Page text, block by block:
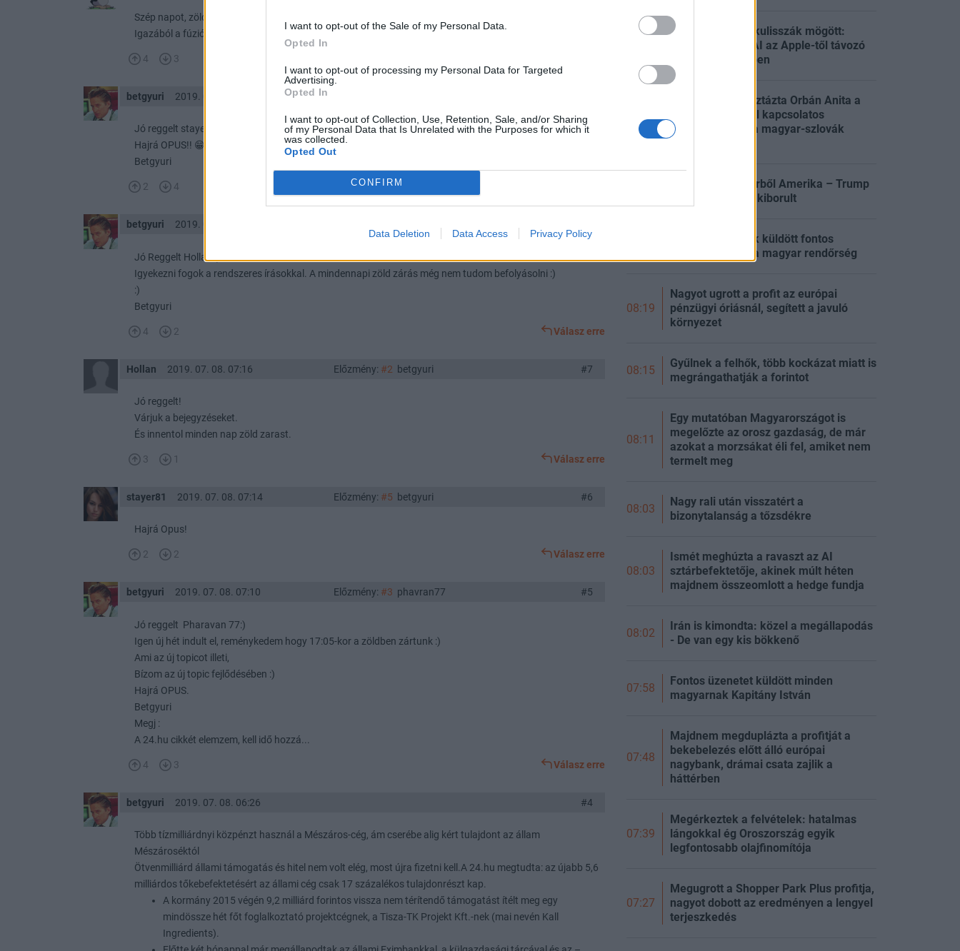
I want to opt-out of the Sale of my Personal Data.
Opted In
I want to opt-out of processing my Personal Data for Targeted
Advertising.
Opted In
I want to opt-out of Collection, Use, Retention, Sale, and/or Sharing
of my Personal Data that Is Unrelated with the Purposes for which it
was collected.
Opted Out
CONFIRM
Data Deletion Data Access Privacy Policy
Szép napot, zöld hetet mindenkinek itt is. Gyuri! Remélem nem a vs. topic javaslatom miatt jöttél el...
Igazából a fúzióval új Opus lett, szóval amúgy jogos ... :)
4 3
betgyuri 2019. 07. 08. 07:21
Jó reggelt stayer81 :)
Hajrá OPUS!! 😁
Betgyuri
2 4
betgyuri 2019. 07. 08. 07:20
Jó Reggelt Hollan :)
Igyekezni fogok a rendszeres írásokkal. A mindennapi zöld zárás még nem tudom befolyásolni :)
:)
Betgyuri
4 2 Válasz erre
Hollan 2019. 07. 08. 07:16 Előzmény: #2 betgyuri #7
Jó reggelt!
Várjuk a bejegyzéseket.
És innentol minden nap zöld zarast.
3 1 Válasz erre
stayer81 2019. 07. 08. 07:14 Előzmény: #5 betgyuri #6
Hajrá Opus!
2 2 Válasz erre
betgyuri 2019. 07. 08. 07:10 Előzmény: #3 phavran77 #5
Jó reggelt Pharavan 77:)
Igen új hét indult el, reménykedem hogy 17:05-kor a zöldben zártunk :)
Ami az új topicot illeti,
Bízom az új topic fejlődésében :)
Hajrá OPUS.
Betgyuri
Megj :
A 24.hu cikkét elemzem, kell idő hozzá...
4 3 Válasz erre
betgyuri 2019. 07. 08. 06:26 #4
Több tízmilliárdnyi közpénzt használ a Mészáros-cég, ám cserébe alig kért tulajdont az állam
Mészároséktól
Ötvenmilliárd állami támogatás és hitel nem volt elég, most újra fizetni kell.A 24.hu megtudta: az újabb 5,6
milliárdos tőkebefektetésért az állami cég csak 17 százalékos tulajdonrészt kap.
A kormány 2015 végén 9,2 milliárd forintos vissza nem térítendő támogatást ítélt meg egy
mindössze hét főt foglalkoztató projektcégnek, a Tisza-TK Projekt Kft.-nek (mai nevén Kall
Ingredients).
Titkos háború a kulisszák mögött:
reagált az OpenAI az Apple-től távozó
mérnökök ügyében
08:29
Energiakrízis: tisztázta Orbán Anita a
Duna vízállásával kapcsolatos
híreszteléseket a magyar-szlovák
Kifogyott a lőszerből Amerika – Trump
állítólag teljesen kiborult
A kutyatartóknak küldött fontos
figyelmeztetést a magyar rendőrség
08:19
Nagyot ugrott a profit az európai
pénzügyi óriásnál, segített a javuló
környezet
08:15
Gyűlnek a felhők, több kockázat miatt is
megrángathatják a forintot
08:11
Egy mutatóban Magyarországot is
megelőzte az orosz gazdaság, de már
azokat a morzsákat éli fel, amiket nem
termelt meg
08:03
Nagy rali után visszatért a
bizonytalanság a tőzsdékre
08:03
Ismét meghúzta a ravaszt az AI
sztárbefektetője, akinek múlt héten
majdnem összeomlott a hedge fundja
08:02
Irán is kimondta: közel a megállapodás
- De van egy kis bökkenő
07:58
Fontos üzenetet küldött minden
magyarnak Kapitány István
07:48
Majdnem megduplázta a profitját a
bekebelezés előtt álló európai
nagybank, drámai csata zajlik a
háttérben
07:39
Megérkeztek a felvételek: hatalmas
lángokkal ég Oroszország egyik
legfontosabb olajfinomítója
07:27
Megugrott a Shopper Park Plus profitja,
nagyot dobott az eredményen a lengyel
terjeszkedés